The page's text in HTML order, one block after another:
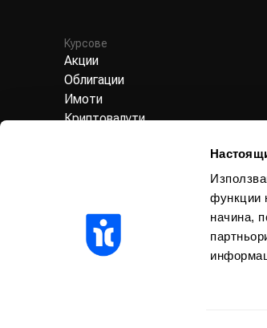
функции
начина,
Курсове
Акции
Облигации
Имоти
Криптовалути